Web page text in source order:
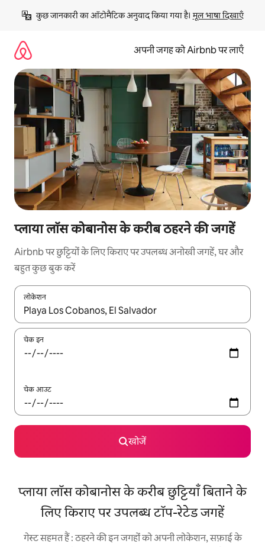
छोड़कर
कॉन्टेंट
कुछ जानकारी का ऑटोमैटिक अनुवाद किया गया है। मूल भाषा दिखाएँ
अपनी जगह को Airbnb पर लाएँ
प्लाया लॉस कोबानोस के करीब ठहरने की जगहें
Airbnb पर छुट्टियों के लिए किराए पर उपलब्ध अनोखी जगहें, घर और
बहुत कुछ बुक करें
लोकेशन
नतीजों के उपलब्ध होने पर, अप और डाउन 'ऐरो की' का इस्तेमाल करके नेविगेट
चेक इन
चेक आउट
खोजें
प्लाया लॉस कोबानोस के करीब छुट्टियाँ बिताने के
लिए किराए पर उपलब्ध टॉप-रेटेड जगहें
गेस्ट सहमत हैं : ठहरने की इन जगहों को अपनी लोकेशन, सफ़ाई के